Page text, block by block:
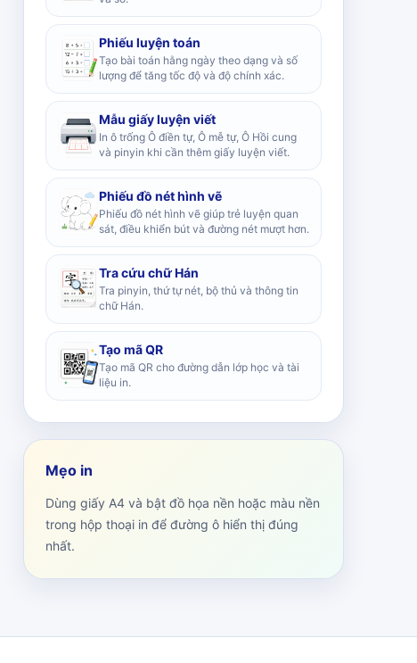
Phiếu luyện toán
Tạo bài toán hằng ngày theo dạng và số
lượng để tăng tốc độ và độ chính xác.
Mẫu giấy luyện viết
In ô trống Ô điền tự, Ô mễ tự, Ô Hồi cung
và pinyin khi cần thêm giấy luyện viết.
Phiếu đồ nét hình vẽ
Phiếu đồ nét hình vẽ giúp trẻ luyện quan
sát, điều khiển bút và đường nét mượt hơn.
Tra cứu chữ Hán
Tra pinyin, thứ tự nét, bộ thủ và thông tin
chữ Hán.
Tạo mã QR
Tạo mã QR cho đường dẫn lớp học và tài
liệu in.
Mẹo in
Dùng giấy A4 và bật đồ họa nền hoặc màu nền
trong hộp thoại in để đường ô hiển thị đúng
nhất.